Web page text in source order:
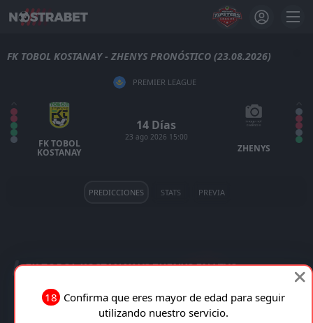
FK TOBOL KOSTANAY - ZHENYS PRONÓSTICO (23.08.2026)
PREMIER LEAGUE
FK TOBOL
KOSTANAY
14 Días
23 ago 2026 15:00
ZHENYS
PREDICCIONES STATS PREVIA
FK TOBOL KOSTANAY VS ZHENYS EN VIVO
TRANSMISIÓN EN VIVO
VERIFICADA Y LEGAL!
18 Confirma que eres mayor de edad para seguir
utilizando nuestro servicio.